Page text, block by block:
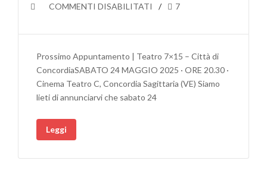
COMMENTI DISABILITATI
SU
GIUSTI
TEMPO
DEL
MALE:
15
DI
CORAGGIO
AL
7
Prossimo Appuntamento | Teatro 7×15 – Città di
ConcordiaSABATO 24 MAGGIO 2025 · ORE 20.30 ·
Cinema Teatro C, Concordia Sagittaria (VE) Siamo
lieti di annunciarvi che sabato 24
Leggi